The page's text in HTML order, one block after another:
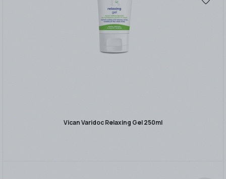
Vican Varidoc Relaxing Gel 250ml